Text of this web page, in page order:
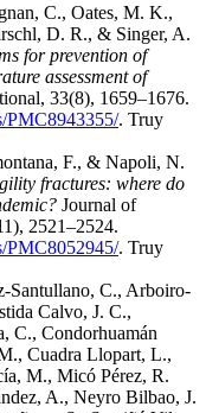
C., Oates, M. K.,
D. R., & Singer, A.
for prevention of
assessment of
33(8), 1659–1676.
PMC8943355/. Truy
F., & Napoli, N.
fractures: where do
Journal of
2521–2524.
PMC8052945/. Truy
Santullano, C., Arboiro-
Calvo, J. C.,
C., Condorhuamán
Cuadra Llopart, L.,
M., Micó Pérez, R.
A., Neyro Bilbao, J.